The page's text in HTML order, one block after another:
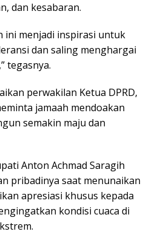
dan kesabaran.
ini menjadi inspirasi untuk
dan saling menghargai
tegasnya.
perwakilan Ketua DPRD,
jamaah mendoakan
semakin maju dan
Anton Achmad Saragih
pribadinya saat menunaikan
apresiasi khusus kepada
kondisi cuaca di